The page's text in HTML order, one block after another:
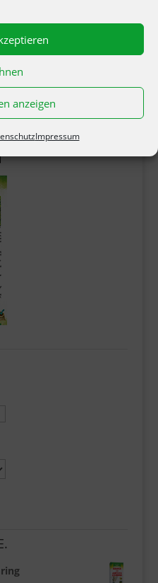
anzeigen
Impressum